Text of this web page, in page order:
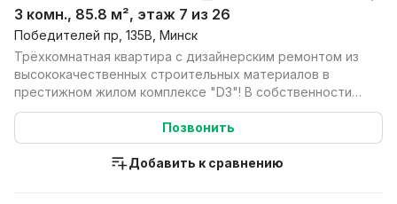
3 комн., 85.8 м², этаж 7 из 26
Победителей пр, 135В, Минск
Трёхкомнатная квартира с дизайнерским ремонтом из
высококачественных строительных материалов в
престижном жилом комплексе "D3"! В собственности
отдель...
Позвонить
Добавить к сравнению